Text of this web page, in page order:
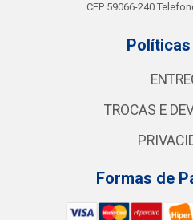
CEP 59066-240
TROCAS E
Formas de